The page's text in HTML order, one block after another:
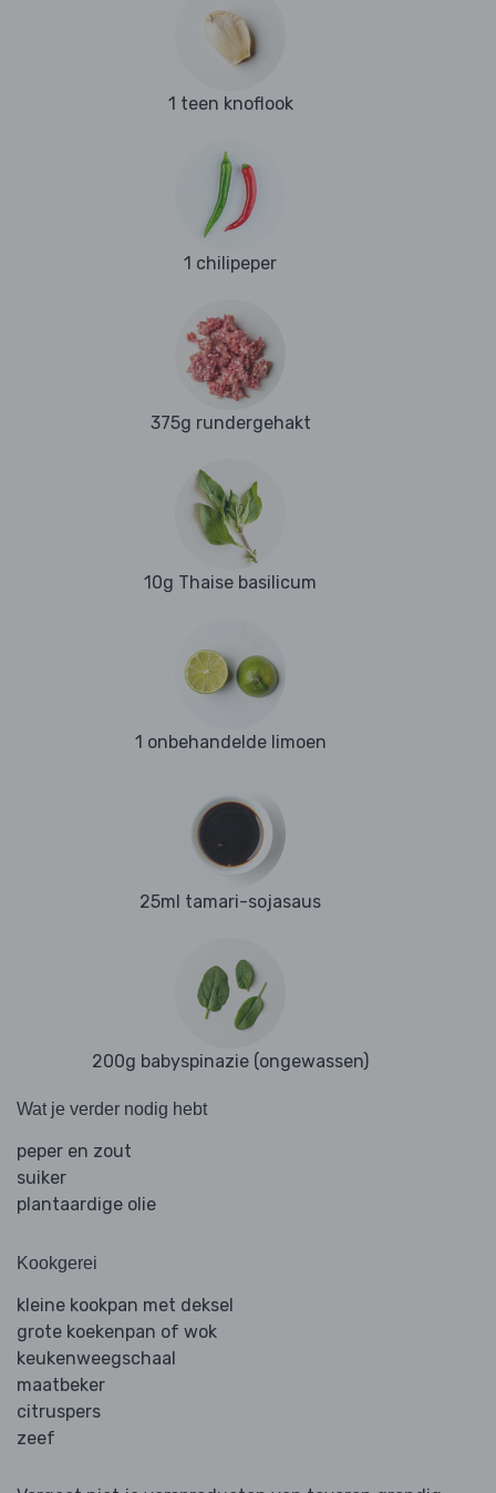
1 teen knoflook
1 chilipeper
375g rundergehakt
10g Thaise basilicum
1 onbehandelde limoen
25ml tamari-sojasaus
200g babyspinazie (ongewassen)
Wat je verder nodig hebt
peper en zout
suiker
plantaardige olie
Kookgerei
kleine kookpan met deksel
grote koekenpan of wok
keukenweegschaal
maatbeker
citruspers
zeef